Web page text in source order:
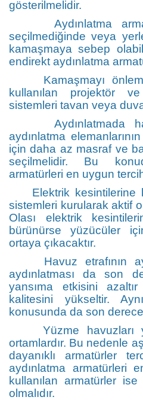
gösterilmelidir.
Aydınlatma
seçilmediğinde veya
kamaşmaya sebep
endirekt aydınlatma
Kamaşmayı
kullanılan projektör
sistemleri tavan veya
Aydınlatmada
aydınlatma
için daha az masraf ve
seçilmelidir. Bu
armatürleri en uygun
Elektrik kesintilerine
sistemleri kurularak aktif
Olası elektrik
bürünürse yüzücüler
ortaya çıkacaktır.
Havuz etrafının
aydınlatması da son
yansıma etkisini
kalitesini yükseltir.
konusunda da son
Yüzme
ortamlardır. Bu nedenle
dayanıklı armatürler
aydınlatma armatürleri
kullanılan armatürler
olmalıdır.